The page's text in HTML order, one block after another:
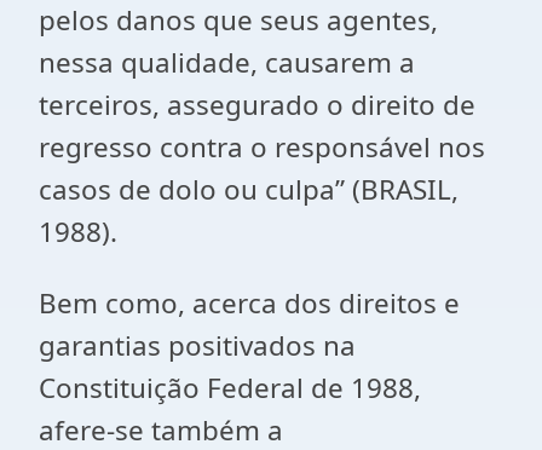
pelos danos que seus agentes,
nessa qualidade, causarem a
terceiros, assegurado o direito de
regresso contra o responsável nos
casos de dolo ou culpa” (BRASIL,
1988).
Bem como, acerca dos direitos e
garantias positivados na
Constituição Federal de 1988,
afere-se também a